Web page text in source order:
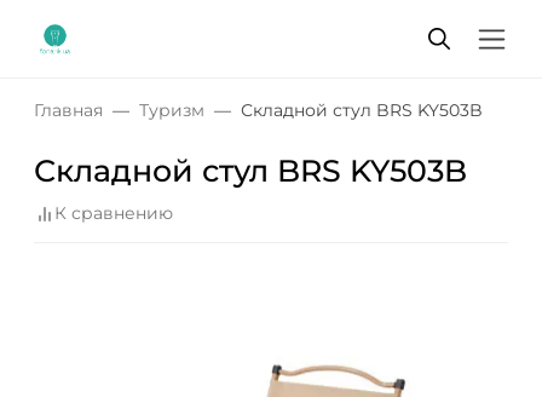
Главная Туризм Складной стул BRS KY503B
Складной стул BRS KY503B
К сравнению